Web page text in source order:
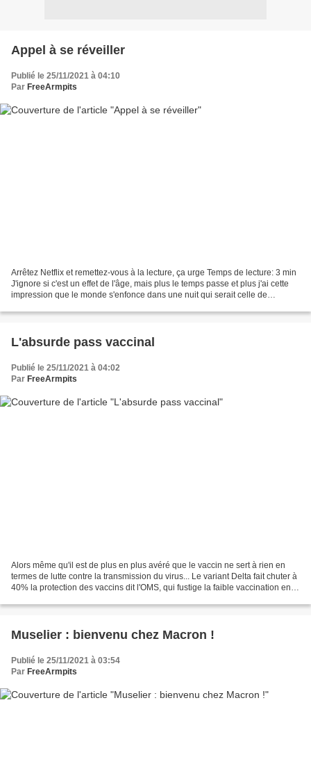
Appel à se réveiller
Publié le 25/11/2021 à 04:10
Par FreeArmpits
Arrêtez Netflix et remettez-vous à la lecture, ça urge Temps de lecture: 3 min
J'ignore si c'est un effet de l'âge, mais plus le temps passe et plus j'ai cette
impression que le monde s'enfonce dans une nuit qui serait celle de
L'absurde pass vaccinal
Publié le 25/11/2021 à 04:02
Par FreeArmpits
Alors même qu'il est de plus en plus avéré que le vaccin ne sert à rien en
termes de lutte contre la transmission du virus... Le variant Delta fait chuter à
40% la protection des vaccins dit l'OMS, qui fustige la faible vaccination en
Muselier : bienvenu chez Macron !
Publié le 25/11/2021 à 03:54
Par FreeArmpits